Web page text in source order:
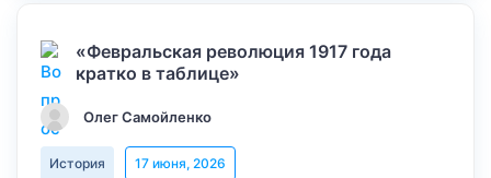
«Февральская революция 1917 года
кратко в таблице»
Олег Самойленко
История 17 июня, 2026